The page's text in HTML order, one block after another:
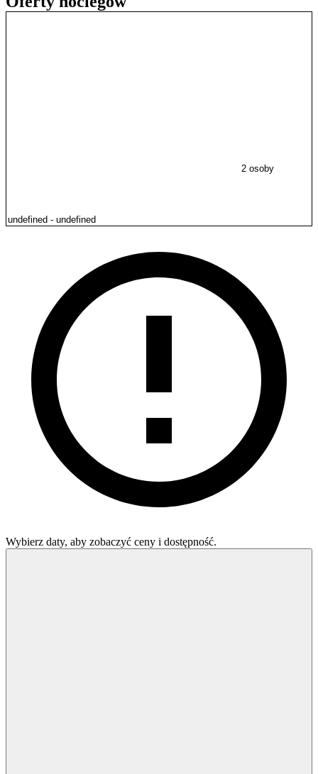
2 osoby
Wybierz daty, aby zobaczyć ceny i dostępność.